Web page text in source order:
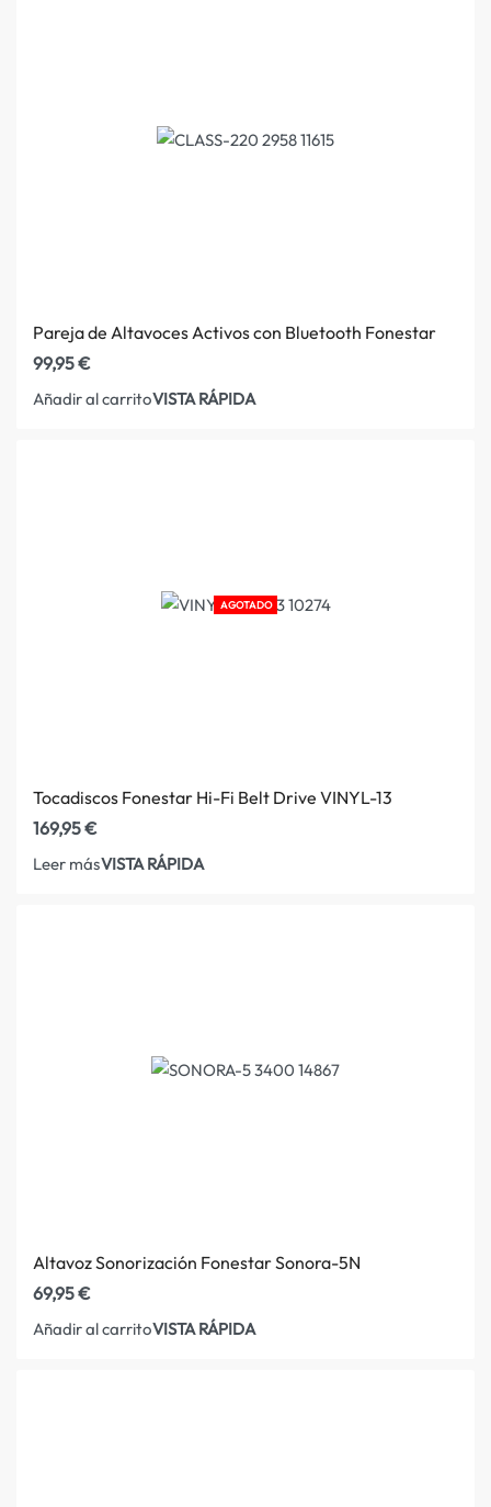
Pareja de Altavoces Activos con Bluetooth Fonestar
99,95€
Añadir al carritoVISTA RÁPIDA
AGOTADO
Tocadiscos Fonestar Hi-Fi Belt Drive VINYL-13
169,95€
Leer másVISTA RÁPIDA
Altavoz Sonorización Fonestar Sonora-5N
69,95€
Añadir al carritoVISTA RÁPIDA